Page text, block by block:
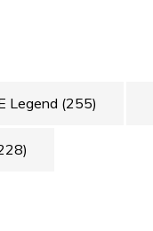
Legend (255)